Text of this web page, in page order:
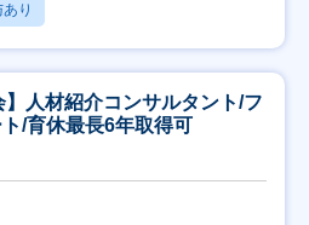
り
】人材紹介コンサルタント/フ
/育休最長6年取得可